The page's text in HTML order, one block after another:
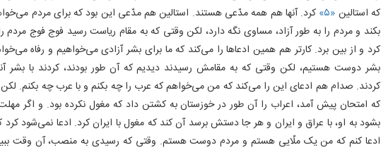
که استالین «۵»
کرد. آنها هم همه مدّعی هستند. استالین هم مدّعی این بود که برای مردم
بکند و مردم را به طور آزاد، مساوی نگه دارد، لکن وقتی که به مقام ریاست رسید فوج فوج مردم
کرد و از بین برد. کارتر هم همین ادعاها را می‌کند که ما برای بشر آزادی می‌خواهیم و رفاه
بشر دوست هستیم، لکن وقتی که به مقامش رسیدند دیدیم که آن طور بودند، کردند با بشر
کردند. صدام هم ادعای این را می‌کند که من می‌خواهم که عرب را چه بکنم و با عرب چه بکنم.
که امتحان پیش آمد، اعراب را آن طور در خوزستان به کشتن داد که مغول نکرده بود. و اگر
بشود به او، با عراق و ایران و هر جا دستش برسد آن کند که مغول با ایران کرد. ادعا نمی‌شود
ادعا کنم که من یک ملّایی هستم و مردم دوست هستم. وقتی که رسیدی به منصب، آن وقت